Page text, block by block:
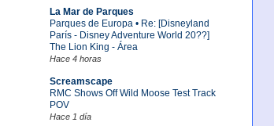
La Mar de Parques
Parques de Europa • Re: [Disneyland
París - Disney Adventure World 20??]
The Lion King - Área
Hace 4 horas
Screamscape
RMC Shows Off Wild Moose Test Track
POV
Hace 1 día